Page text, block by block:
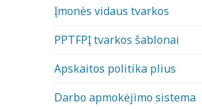
Įmonės vidaus tvarkos
PPTFPĮ tvarkos šablonai
Apskaitos politika plius
Darbo apmokėjimo sistema